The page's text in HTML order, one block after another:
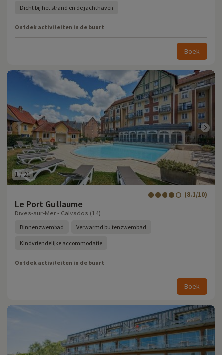
Dicht bij het strand en de jachthaven
Ontdek activiteiten in de buurt
Boek
1/21
Le Port Guillaume
(8.1/10)
Dives-sur-Mer - Calvados (14)
Binnenzwembad Verwarmd buitenzwembad
Kindvriendelijke accommodatie
Ontdek activiteiten in de buurt
Boek